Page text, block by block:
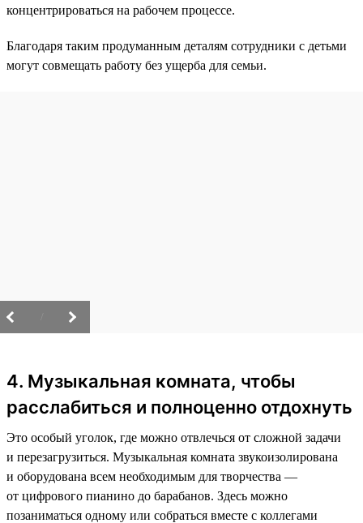
концентрироваться на рабочем процессе.
Благодаря таким продуманным деталям сотрудники с детьми
могут совмещать работу без ущерба для семьи.
4. Музыкальная комната, чтобы
расслабиться и полноценно отдохнуть
Это особый уголок, где можно отвлечься от сложной задачи
и перезагрузиться. Музыкальная комната звукоизолирована
и оборудована всем необходимым для творчества —
от цифрового пианино до барабанов. Здесь можно
позаниматься одному или собраться вместе с коллегами